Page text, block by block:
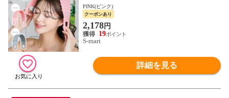
シ バスグッズ スカルプ 癒し ヘッドスパ
リラックス 145
PINK(ピンク)
クーポンあり
2,178円
19
S-mart
詳細を見る